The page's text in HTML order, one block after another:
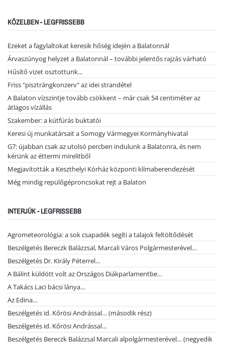
KÖZELBEN - LEGFRISSEBB
Ezeket a fagylaltokat keresik hőség idején a Balatonnál
Árvaszúnyog helyzet a Balatonnál – további jelentős rajzás várható
Hűsítő vizet osztottunk...
Friss "pisztrángkonzerv" az idei strandétel
A Balaton vízszintje tovább csökkent – már csak 54 centiméter az
átlagos vízállás
Szakember: a kútfúrás buktatói
Keresi új munkatársait a Somogy Vármegyei Kormányhivatal
G7: újabban csak az utolsó percben indulunk a Balatonra, és nem
kérünk az éttermi mirelitből
Megjavították a Keszthelyi Kórház központi klímaberendezését
Még mindig repülőgéproncsokat rejt a Balaton
INTERJÚK - LEGFRISSEBB
Agrometeorológia: a sok csapadék segíti a talajok feltöltődését
Beszélgetés Bereczk Balázzsal, Marcali Város Polgármesterével…
Beszélgetés Dr. Király Péterrel…
A Bálint küldött volt az Országos Diákparlamentbe…
A Takács Laci bácsi lánya…
Az Edina…
Beszélgetés id. Kőrösi Andrással… (második rész)
Beszélgetés id. Kőrösi Andrással…
Beszélgetés Bereczk Balázzsal Marcali alpolgármesterével… (negyedik